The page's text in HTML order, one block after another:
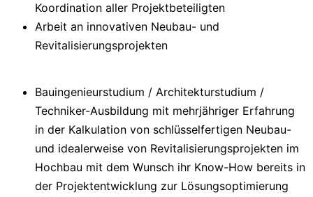
Koordination aller Projektbeteiligten
Arbeit an innovativen Neubau- und
Revitalisierungsprojekten
Bauingenieurstudium / Architekturstudium /
Techniker-Ausbildung mit mehrjähriger Erfahrung
in der Kalkulation von schlüsselfertigen Neubau-
und idealerweise von Revitalisierungsprojekten im
Hochbau mit dem Wunsch ihr Know-How bereits in
der Projektentwicklung zur Lösungsoptimierung